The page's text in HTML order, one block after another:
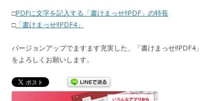
□PDFに文字を記入する「書けまっせ!!PDF」の特長
□「書けまっせ!!PDF4」
バージョンアップでますます充実した、「書けまっせ!!PDF4」
をよろしくお願いします。